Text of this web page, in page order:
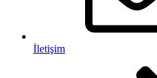
İletişim